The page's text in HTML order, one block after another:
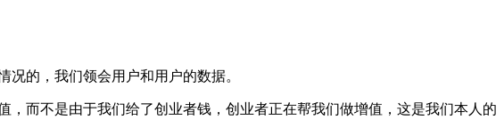
的，我们领会用户和用户的数据。
而不是由于我们给了创业者钱，创业者正在帮我们做增值，这是我们本人的